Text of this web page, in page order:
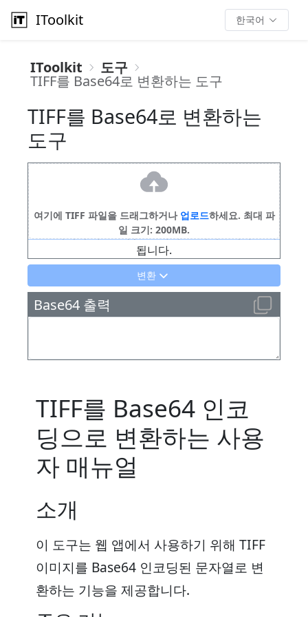
IToolkit 한국어
IToolkit 도구
TIFF를 Base64로 변환하는 도구
TIFF를 Base64로 변환하는
도구
여기에 TIFF 파일을 드래그하거나 업로드하세요. 최대 파
일 크기: 200MB.
TIFF 이미지 파일을 업로드하세요. 미리보기가 표시
됩니다.
변환
Base64 출력
TIFF를 Base64 인코
딩으로 변환하는 사용
자 매뉴얼
소개
이 도구는 웹 앱에서 사용하기 위해 TIFF
이미지를 Base64 인코딩된 문자열로 변
환하는 기능을 제공합니다.